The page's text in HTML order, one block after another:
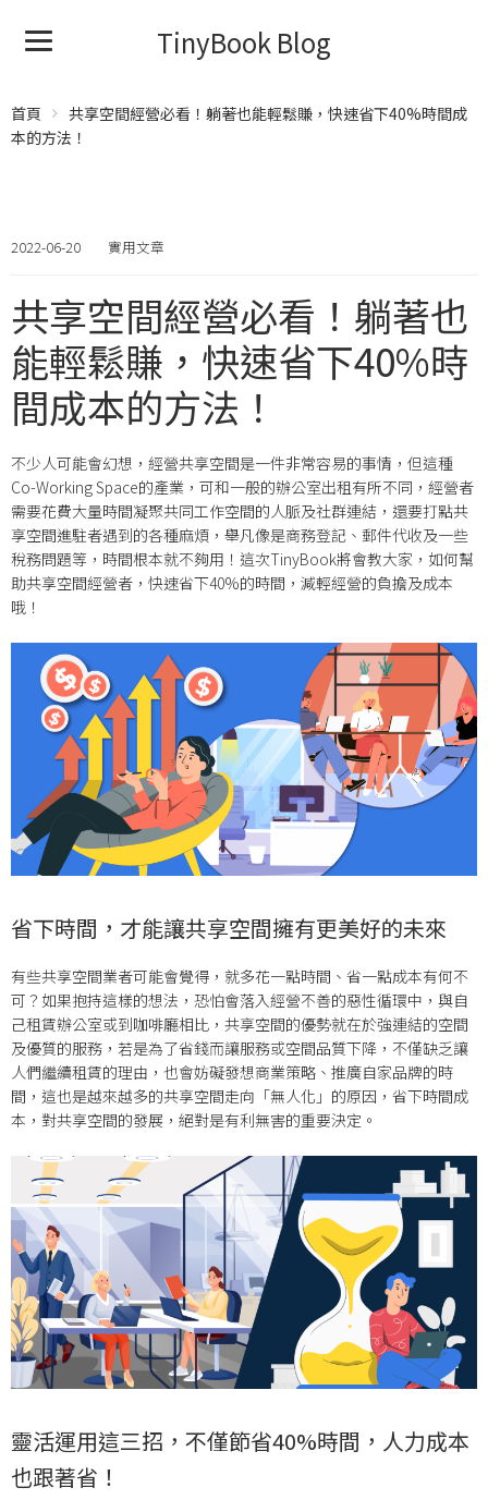
TinyBook Blog
首頁
共享空間經營必看！躺著也能輕鬆賺，快速省下40%時間成
本的方法！
2022-06-20 實用文章
共享空間經營必看！躺著也
能輕鬆賺，快速省下40%時
間成本的方法！
不少人可能會幻想，經營共享空間是一件非常容易的事情，但這種
Co-Working Space的產業，可和一般的辦公室出租有所不同，經營者
需要花費大量時間凝聚共同工作空間的人脈及社群連結，還要打點共
享空間進駐者遇到的各種麻煩，舉凡像是商務登記、郵件代收及一些
稅務問題等，時間根本就不夠用！這次TinyBook將會教大家，如何幫
助共享空間經營者，快速省下40%的時間，減輕經營的負擔及成本
哦！
省下時間，才能讓共享空間擁有更美好的未來
有些共享空間業者可能會覺得，就多花一點時間、省一點成本有何不
可？如果抱持這樣的想法，恐怕會落入經營不善的惡性循環中，與自
己租賃辦公室或到咖啡廳相比，共享空間的優勢就在於強連結的空間
及優質的服務，若是為了省錢而讓服務或空間品質下降，不僅缺乏讓
人們繼續租賃的理由，也會妨礙發想商業策略、推廣自家品牌的時
間，這也是越來越多的共享空間走向「無人化」的原因，省下時間成
本，對共享空間的發展，絕對是有利無害的重要決定。
靈活運用這三招，不僅節省40%時間，人力成本
也跟著省！